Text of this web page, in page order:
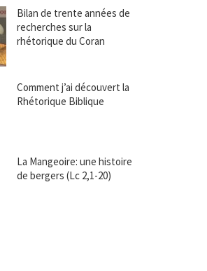
Bilan de trente années de
recherches sur la
rhétorique du Coran
Comment j’ai découvert la
Rhétorique Biblique
La Mangeoire: une histoire
de bergers (Lc 2,1-20)